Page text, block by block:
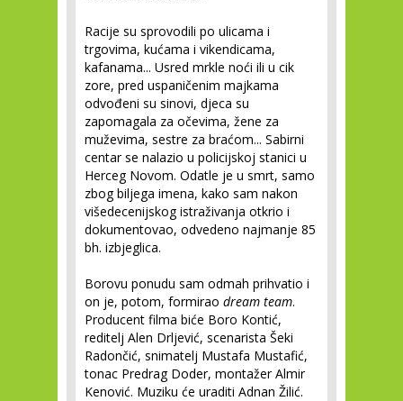
Racije su sprovodili po ulicama i
trgovima, kućama i vikendicama,
kafanama... Usred mrkle noći ili u cik
zore, pred uspaničenim majkama
odvođeni su sinovi, djeca su
zapomagala za očevima, žene za
muževima, sestre za braćom... Sabirni
centar se nalazio u policijskoj stanici u
Herceg Novom. Odatle je u smrt, samo
zbog biljega imena, kako sam nakon
višedecenijskog istraživanja otkrio i
dokumentovao, odvedeno najmanje 85
bh. izbjeglica.
Borovu ponudu sam odmah prihvatio i
on je, potom, formirao dream team.
Producent filma biće Boro Kontić,
reditelj Alen Drljević, scenarista Šeki
Radončić, snimatelj Mustafa Mustafić,
tonac Predrag Doder, montažer Almir
Kenović. Muziku će uraditi Adnan Žilić.